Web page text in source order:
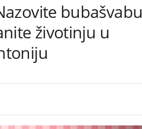
bubašvabu
životinju u